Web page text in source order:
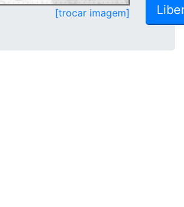
[trocar imagem]